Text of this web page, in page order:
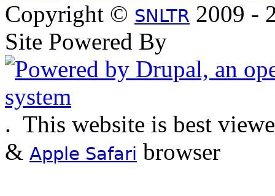
Copyright © SNLTR 2009 -
Site Powered By
. This website is best
& Apple Safari browser